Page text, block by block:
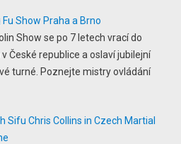
Show Praha a Brno
Show se po 7 letech vrací do
v České republice a oslaví jubilejní
turné. Poznejte mistry ovládání
Sifu Chris Collins in Czech Martial